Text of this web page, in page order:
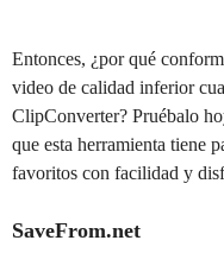
Entonces, ¿por qué
video de calidad inferior
ClipConverter? Pruébalo
que esta herramienta tiene
favoritos con facilidad y
SaveFrom.net